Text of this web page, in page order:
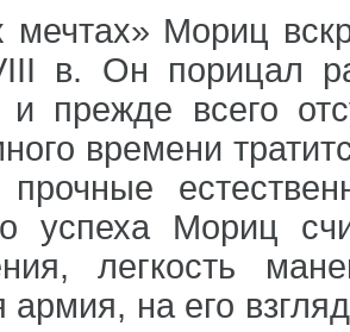
Мориц
в. Он порицал
и прежде всего
времени
прочные
успеха Мориц
легкость
армия, на его